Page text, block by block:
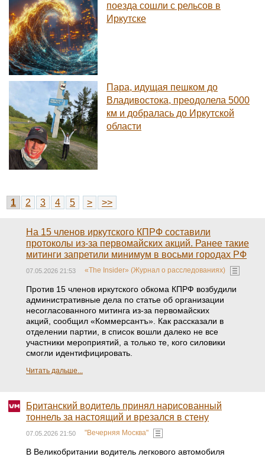
поезда сошли с рельсов в
Иркутске
Пара, идущая пешком до
Владивостока, преодолела 5000
км и добралась до Иркутской
области
1 2 3 4 5 > >>
На 15 членов иркутского КПРФ составили
протоколы из-за первомайских акций. Ранее такие
митинги запретили минимум в восьми городах РФ
07.05.2026 21:53 «The Insider» (Журнал о расследованиях)
Против 15 членов иркутского обкома КПРФ возбудили
административные дела по статье об организации
несогласованного митинга из-за первомайских
акций, сообщил «Коммерсантъ». Как рассказали в
отделении партии, в список вошли далеко не все
участники мероприятий, а только те, кого силовики
смогли идентифицировать.
Читать дальше...
Британский водитель принял нарисованный
тоннель за настоящий и врезался в стену
07.05.2026 21:50 "Вечерняя Москва"
В Великобритании водитель легкового автомобиля